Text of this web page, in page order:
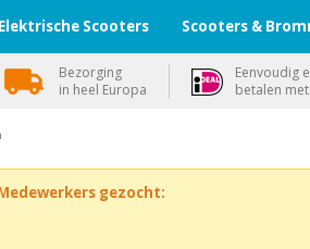
gezocht:
Elektrische Scooters Scooters &
Bezorging
in heel Europa
Eenvoudig
betalen